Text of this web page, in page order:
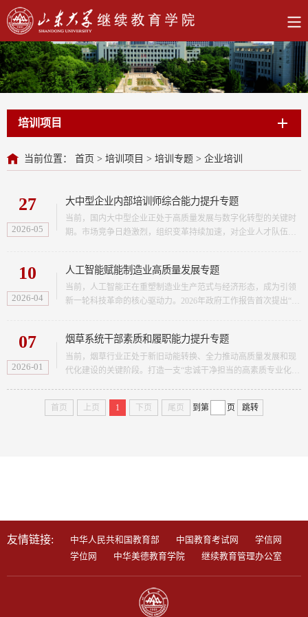
培训项目
当前位置： 首页 > 培训项目 > 培训专题 > 企业培训
27
2026-05
大中型企业内部培训师综合能力提升专题
当前，国内大中型企业正处于高质量发展与数字化转型的关键时
期。市场竞争日趋激烈，组织变革持续加速，对企业人才队伍的
略落地、沉淀组织经验、传播企业文化、赋能业务创新的关键力
量。与此同时，人工智能、大数据等新技术的快速发展，深刻改
变了学习方式与培训形态。企业对数字化学习资源开发、智能化
10
2026-04
人工智能赋能制造业高质量发展专题
当前，人工智能正在重塑制造业生产范式与经济形态，成为引领
新一轮科技革命的核心驱动力。2026年政府工作报告首次提出“打
人工智能与制造业深度融合，打造新质生产力，全方位赋能新型
工业化。面对这场深刻变革，建设一支既懂人工智能技术、又熟
悉制造业场景的复合型管理干部队伍，已成为制造业高质量...
07
2026-01
烟草系统干部素质和履职能力提升专题
当前，烟草行业正处于新旧动能转换、全力推动高质量发展和现
代化建设的关键阶段。打造一支“忠诚干净担当的高素质专业化干
身学科优势、跨学科资源与成熟的干部培训体系，紧密围绕国家
最新政策导向与烟草行业核心发展目标设计了该培训专题。专题
首页 上页 1 下页 尾页 到第 页 跳转
友情链接: 中华人民共和国教育部 中国教育考试网
学信网
学位网
中华美德教育学院 继续教育管理办公室